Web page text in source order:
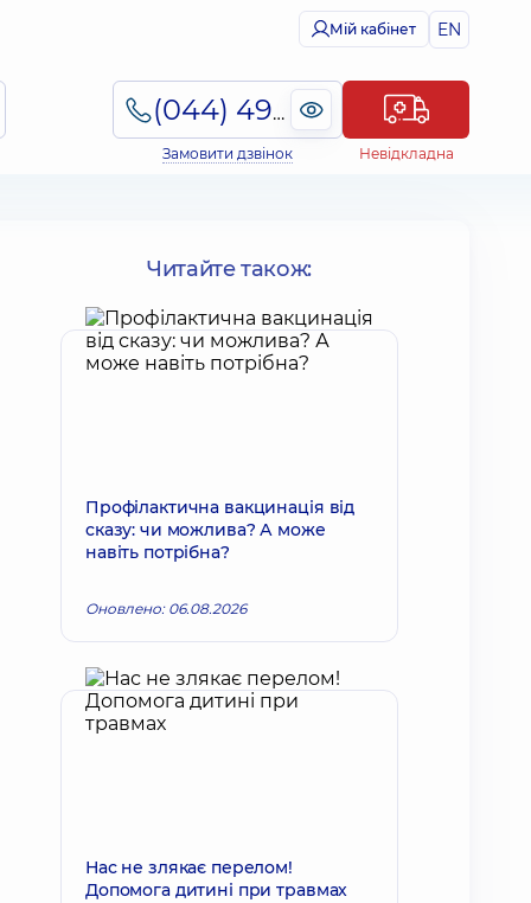
Мій кабінет EN
(044) 495-2-888
Замовити дзвінок Невідкладна
Читайте також:
Профілактична вакцинація від
сказу: чи можлива? А може
навіть потрібна?
Оновлено: 06.08.2026
Нас не злякає перелом!
Допомога дитині при травмах